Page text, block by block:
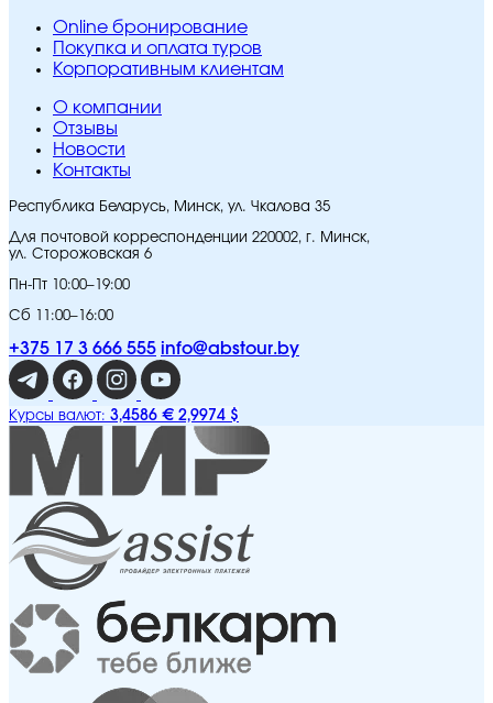
Online бронирование
Покупка и оплата туров
Корпоративным клиентам
O компании
Отзывы
Новости
Контакты
Республика Беларусь, Минск, ул. Чкалова 35
Для почтовой корреспонденции 220002, г. Минск,
ул. Сторожовская 6
Пн-Пт 10:00–19:00
Сб 11:00–16:00
+375 17 3 666 555 info@abstour.by
Курсы валют: 3,4586 € 2,9974 $